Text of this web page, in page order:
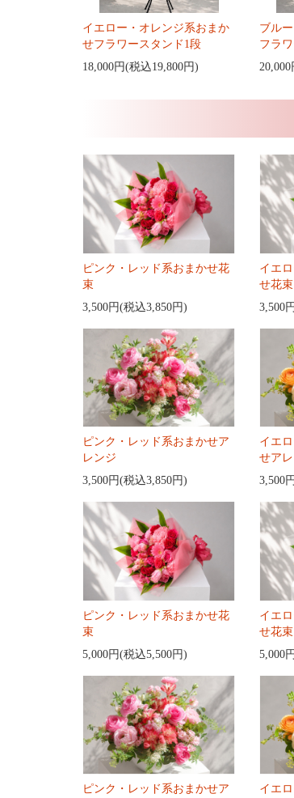
イエロー・オレンジ系おまか
せフラワースタンド1段
18,000円(税込19,800円)
ブル
フラ
ピンク・レッド系おまかせ花
束
3,500円(税込3,850円)
イエ
せ花束
3,500
ピンク・レッド系おまかせア
レンジ
3,500円(税込3,850円)
イエ
せア
3,500
ピンク・レッド系おまかせ花
束
5,000円(税込5,500円)
イエ
せ花束
5,000
ピンク・レッド系おまかせア
イエ